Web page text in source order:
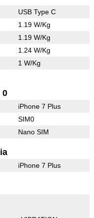
USB Type C
1.19 W/Kg
1.19 W/Kg
1.24 W/Kg
1 W/Kg
0
iPhone 7 Plus
SIM0
Nano SIM
iPhone 7 Plus